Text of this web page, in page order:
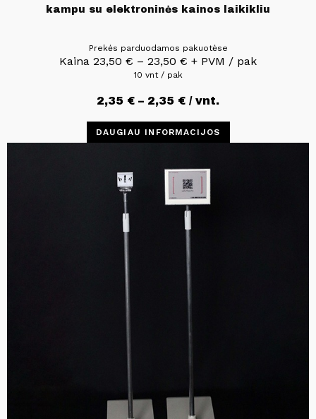
kampu su elektroninės kainos laikikliu
Prekės parduodamos pakuotėse
Kaina 23,50 € – 23,50 € + PVM / pak
10 vnt / pak
2,35 € – 2,35 € / vnt.
DAUGIAU INFORMACIJOS